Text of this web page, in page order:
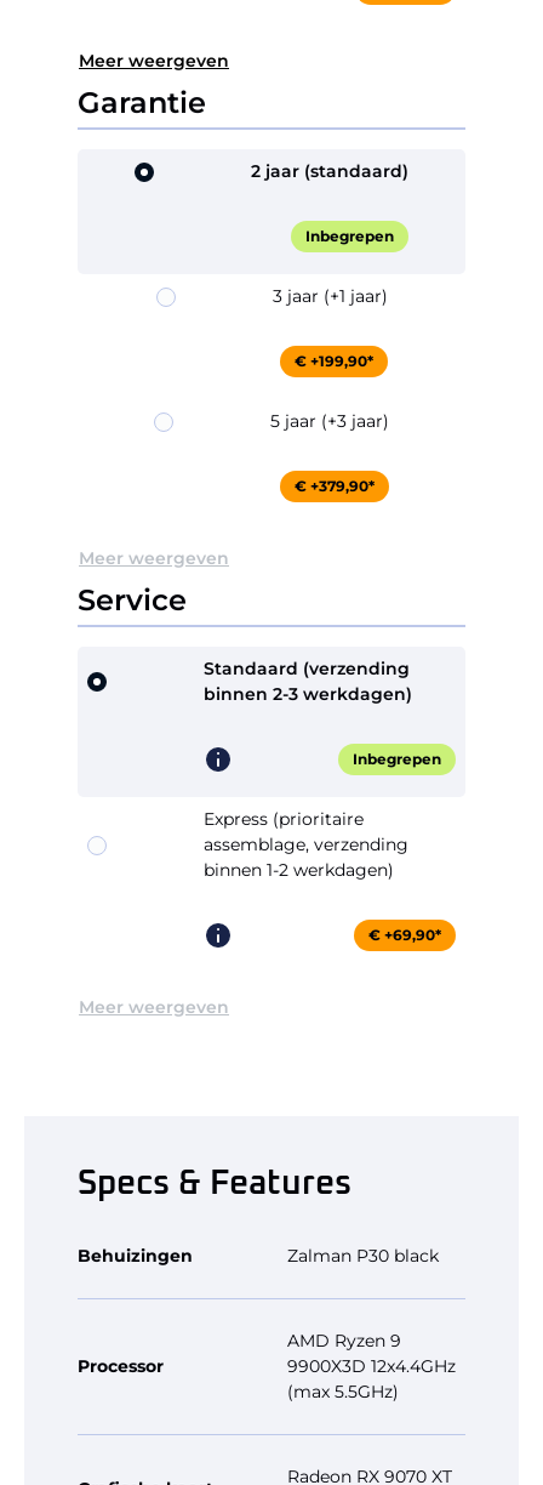
Meer weergeven
Garantie
2 jaar (standaard)
Inbegrepen
3 jaar (+1 jaar)
€ +199,90*
5 jaar (+3 jaar)
€ +379,90*
Meer weergeven
Service
Standaard (verzending
binnen 2-3 werkdagen)
Inbegrepen
Express (prioritaire
assemblage, verzending
binnen 1-2 werkdagen)
€ +69,90*
Meer weergeven
Specs & Features
Behuizingen Zalman P30 black
Processor
AMD Ryzen 9
9900X3D 12x4.4GHz
(max 5.5GHz)
Radeon RX 9070 XT